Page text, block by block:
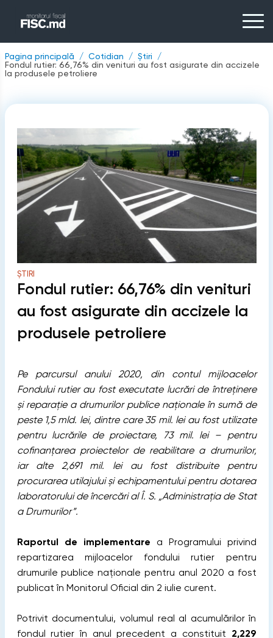
Pagina principală Cotidian
Știri
Fondul rutier: 66,76% din venituri au fost asigurate din accizele
la produsele petroliere
ȘTIRI
Fondul rutier: 66,76% din venituri
au fost asigurate din accizele la
produsele petroliere
Pe parcursul anului 2020, din contul mijloacelor
Fondului rutier au fost executate lucrări de întreținere
și reparație a drumurilor publice naționale în sumă de
peste 1,5 mld. lei, dintre care 35 mil. lei au fost utilizate
pentru lucrările de proiectare, 73 mil. lei – pentru
cofinanțarea proiectelor de reabilitare a drumurilor,
iar alte 2,691 mil. lei au fost distribuite pentru
procurarea utilajului și echipamentului pentru dotarea
laboratorului de încercări al Î. S. „Administrația de Stat
a Drumurilor”.
Raportul de implementare a Programului privind
repartizarea mijloacelor fondului rutier pentru
drumurile publice naționale pentru anul 2020 a fost
publicat în Monitorul Oficial din 2 iulie curent.
Potrivit documentului, volumul real al acumulărilor în
fondul rutier în anul precedent a constituit 2,229